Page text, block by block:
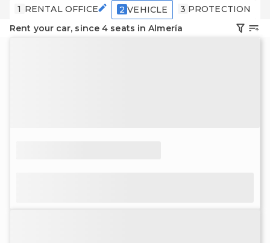
1 RENTAL OFFICE 2 VEHICLE 3 PROTECTION
Rent your car, since 4 seats in Almería